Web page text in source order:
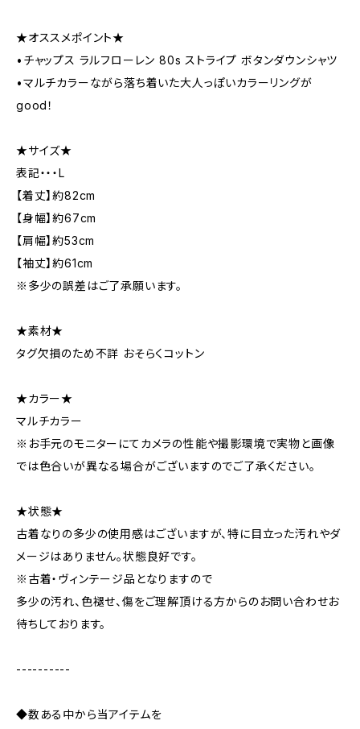
★オススメポイント★
•チャップス ラルフローレン 80s ストライプ ボタンダウンシャツ
•マルチカラーながら落ち着いた大人っぽいカラーリングが
good！
★サイズ★
表記・・・L
【着丈】約82cm
【身幅】約67cm
【肩幅】約53cm
【袖丈】約61cm
※多少の誤差はご了承願います。
★素材★
タグ欠損のため不詳 おそらくコットン
★カラー★
マルチカラー
※お手元のモニターにてカメラの性能や撮影環境で実物と画像
では色合いが異なる場合がございますのでご了承ください。
★状態★
古着なりの多少の使用感はございますが、特に目立った汚れやダ
メージはありません。状態良好です。
※古着・ヴィンテージ品となりますので
多少の汚れ、色褪せ、傷をご理解頂ける方からのお問い合わせお
待ちしております。
----------
◆数ある中から当アイテムを